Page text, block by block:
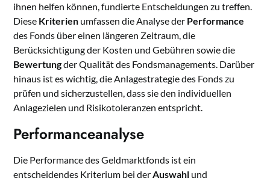
ihnen helfen können, fundierte Entscheidungen zu treffen.
Diese Kriterien umfassen die Analyse der Performance
des Fonds über einen längeren Zeitraum, die
Berücksichtigung der Kosten und Gebühren sowie die
Bewertungder Qualität des Fondsmanagements. Darüber
hinaus ist es wichtig, die Anlagestrategie des Fonds zu
prüfen und sicherzustellen, dass sie den individuellen
Anlagezielen und Risikotoleranzen entspricht.
Performanceanalyse
Die Performance des Geldmarktfonds ist ein
entscheidendes Kriterium bei derAuswahl und